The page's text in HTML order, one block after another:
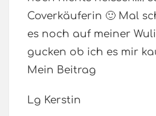
Coverkäuferin 🙂 Mal
es noch auf meiner
gucken ob ich es mir
Mein Beitrag
Lg Kerstin